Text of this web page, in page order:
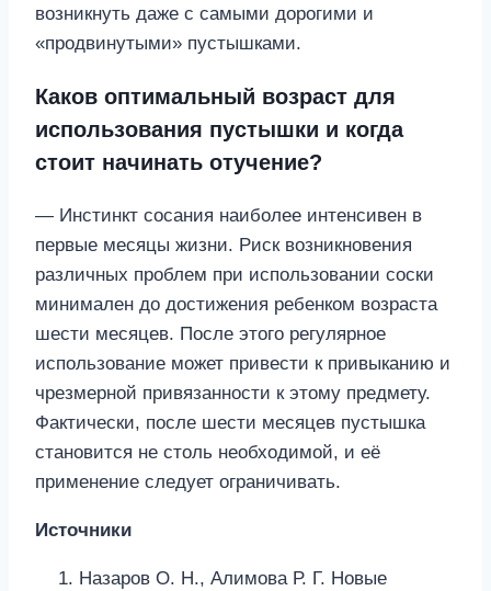
возникнуть даже с самыми дорогими и
«продвинутыми» пустышками.
Каков оптимальный возраст для
использования пустышки и когда
стоит начинать отучение?
— Инстинкт сосания наиболее интенсивен в
первые месяцы жизни. Риск возникновения
различных проблем при использовании соски
минимален до достижения ребенком возраста
шести месяцев. После этого регулярное
использование может привести к привыканию и
чрезмерной привязанности к этому предмету.
Фактически, после шести месяцев пустышка
становится не столь необходимой, и её
применение следует ограничивать.
Источники
Назаров О. Н., Алимова Р. Г. Новые